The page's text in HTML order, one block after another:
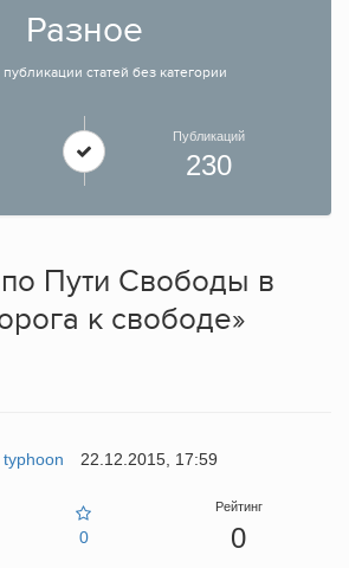
Разное
статей без категории
Публикаций
230
Пути Свободы в
к свободе»
typhoon 22.12.2015, 17:59
0
Рейтинг
0